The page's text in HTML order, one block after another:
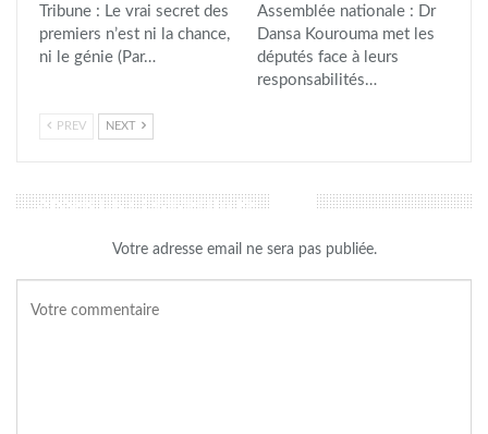
Tribune : Le vrai secret des
premiers n’est ni la chance,
ni le génie (Par…
Assemblée nationale : Dr
Dansa Kourouma met les
députés face à leurs
responsabilités…
PREV NEXT
LAISSER UN COMMENTAIRE
Votre adresse email ne sera pas publiée.